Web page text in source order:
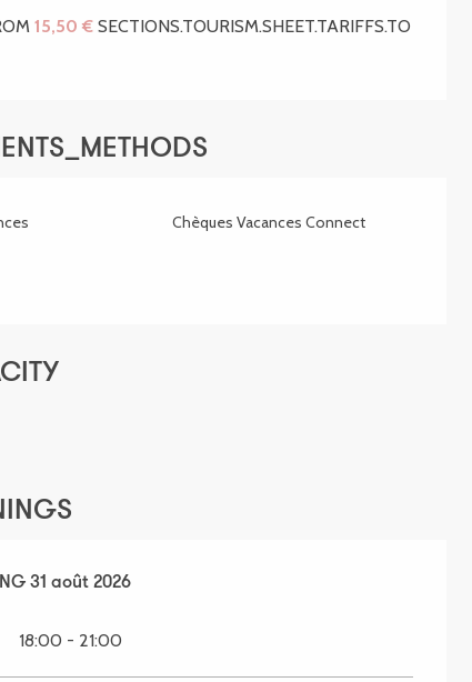
15,50 € SECTIONS.TOURISM.SHEET.TARIFFS.TO
Chèques Vacances Connect
2026SECTIONS.TOURISM.SHEET.PERIODS.UNTIL
31 août 2026
18:00 - 21:00